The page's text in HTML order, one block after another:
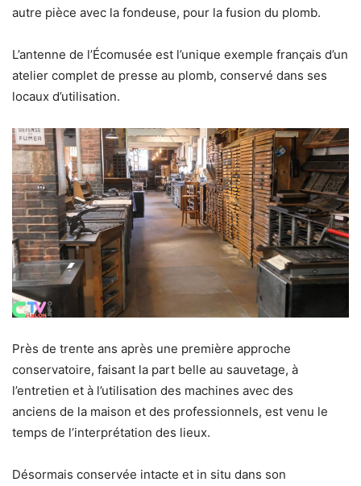
autre pièce avec la fondeuse, pour la fusion du plomb.
L’antenne de l’Écomusée est l’unique exemple français d’un
atelier complet de presse au plomb, conservé dans ses
locaux d’utilisation.
Près de trente ans après une première approche
conservatoire, faisant la part belle au sauvetage, à
l’entretien et à l’utilisation des machines avec des
anciens de la maison et des professionnels, est venu le
temps de l’interprétation des lieux.
Désormais conservée intacte et in situ dans son